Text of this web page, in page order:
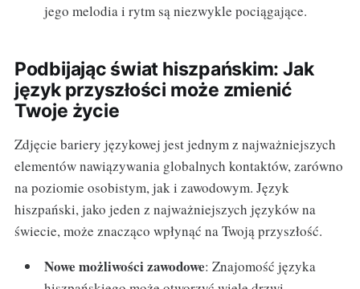
jego melodia i rytm są niezwykle pociągające.
Podbijając świat hiszpańskim: Jak
język przyszłości może zmienić
Twoje życie
Zdjęcie bariery językowej jest jednym z najważniejszych
elementów nawiązywania globalnych kontaktów, zarówno
na poziomie osobistym, jak i zawodowym. Język
hiszpański, jako jeden z najważniejszych języków na
świecie, może znacząco wpłynąć na Twoją przyszłość.
Nowe możliwości zawodowe: Znajomość języka